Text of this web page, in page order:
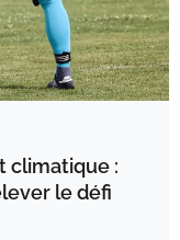
climatique :
le défi